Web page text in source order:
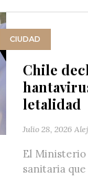
CIUDAD
Chile
letalidad
Julio 28, 2026
El Ministerio
sanitaria